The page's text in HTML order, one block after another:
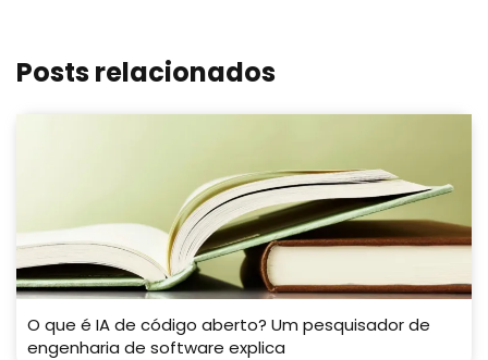
Posts relacionados
O que é IA de código aberto? Um pesquisador de
engenharia de software explica